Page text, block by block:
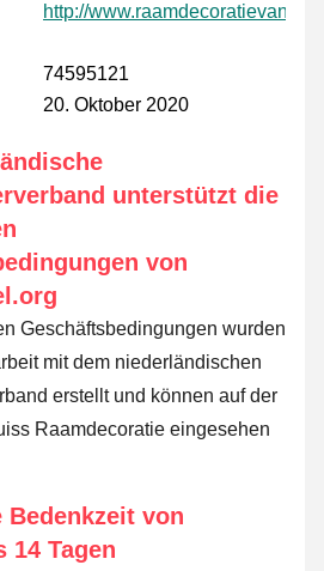
http://
74595121
20. Oktober 2020
unterstützt die
von
Geschäftsbedingungen wurden
mit dem niederländischen
erstellt und können auf der
Raamdecoratie eingesehen
Bedenkzeit von
14 Tagen